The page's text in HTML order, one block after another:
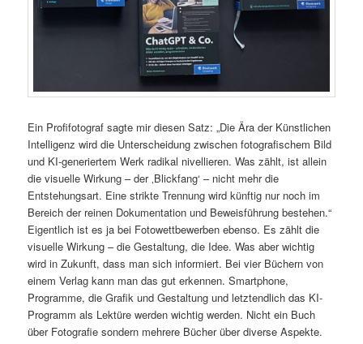
Ein Profifotograf sagte mir diesen Satz: „Die Ära der Künstlichen
Intelligenz wird die Unterscheidung zwischen fotografischem Bild
und KI-generiertem Werk radikal nivellieren. Was zählt, ist allein
die visuelle Wirkung – der ‚Blickfang‘ – nicht mehr die
Entstehungsart. Eine strikte Trennung wird künftig nur noch im
Bereich der reinen Dokumentation und Beweisführung bestehen.“
Eigentlich ist es ja bei Fotowettbewerben ebenso. Es zählt die
visuelle Wirkung – die Gestaltung, die Idee. Was aber wichtig
wird in Zukunft, dass man sich informiert. Bei vier Büchern von
einem Verlag kann man das gut erkennen. Smartphone,
Programme, die Grafik und Gestaltung und letztendlich das KI-
Programm als Lektüre werden wichtig werden. Nicht ein Buch
über Fotografie sondern mehrere Bücher über diverse Aspekte.